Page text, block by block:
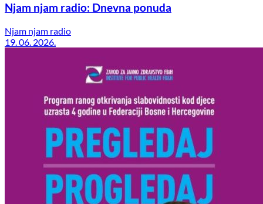
Njam njam radio: Dnevna ponuda
Njam njam radio
19. 06. 2026.